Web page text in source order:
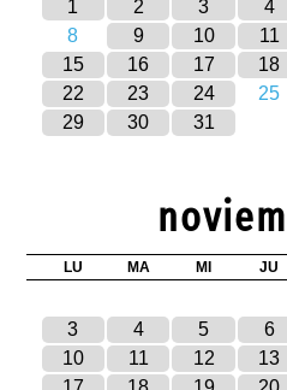
1 2 3 4
8
9 10 11
15
16 17 18
22
23 24 25
29
30 31
LU MA MI JU
3
4 5 6
10
11 12 13